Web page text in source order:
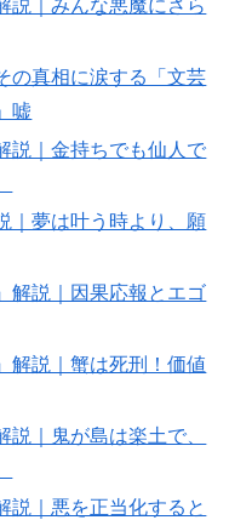
説｜みんな悪魔にさら
の真相に涙する「文芸
嘘
説｜金持ちでも仙人で
｜夢は叶う時より、願
解説｜因果応報とエゴ
解説｜蟹は死刑！価値
｜鬼が島は楽土で、
説｜悪を正当化すると